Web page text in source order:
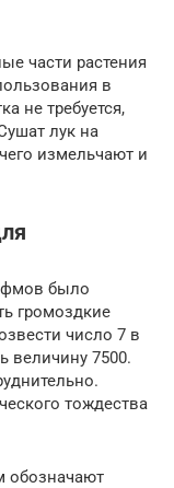
части растения
в
не требуется,
лук на
измельчают и
было
громоздкие
число 7 в
величину 7500.
тождества
обозначают